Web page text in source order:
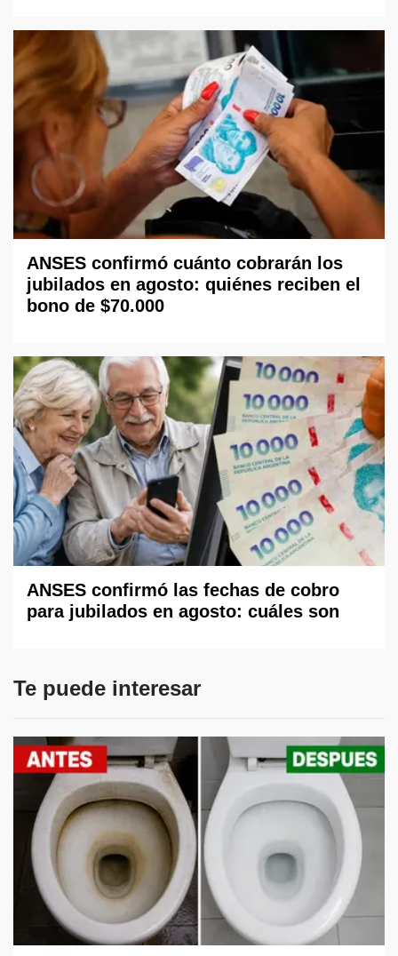
ANSES confirmó cuánto cobrarán los
jubilados en agosto: quiénes reciben el
bono de $70.000
ANSES confirmó las fechas de cobro
para jubilados en agosto: cuáles son
Te puede interesar